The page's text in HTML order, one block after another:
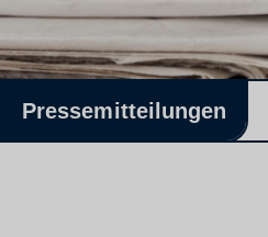
Pressemitteilungen